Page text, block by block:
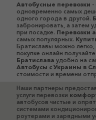
Автобусные перевозки -
одновременно самых
одного города в другой.
забронировать, а затем
при посадке. Перевозки
самых популярных.
Братиславы можно
покупке онлайн
Братислава удобно на
Автобусы c Украины в
стоимости и времени
Наши партнеры
услуги перевозки
автобусов чистые и
системами
роутерами и зарядными